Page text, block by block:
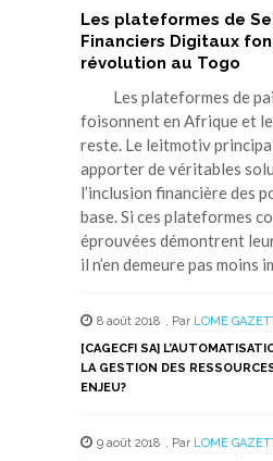
Les plateformes de
Financiers Digitaux
révolution au Togo
Les plateformes de
foisonnent en Afrique et le
reste. Le leitmotiv
apporter de véritables
l’inclusion financière des
base. Si ces plateformes
éprouvées démontrent
il n’en demeure pas moins
8 août 2018 , Par LOME
[CAGECFI SA]
LA GESTION DES
ENJEU?
9 août 2018 , Par LOME